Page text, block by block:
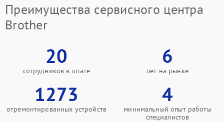
Преимущества сервисного центра
Brother
20
сотрудников в штате
6
лет на рынке
1273
отремонтированных устройств
4
минимальный опыт работы
специалистов